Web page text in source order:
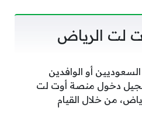
لت الرياض
أو الوافدين
دخول منصة أوت لت
من خلال القيام